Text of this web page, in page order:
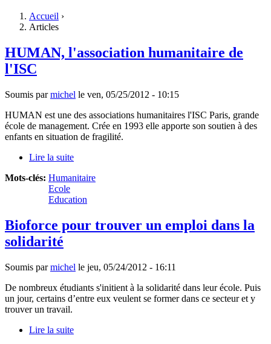
Vous êtes ici
Accueil ›
Articles
HUMAN, l'association humanitaire de
l'ISC
Soumis parmichel le ven, 05/25/2012 - 10:15
HUMAN est une des associations humanitaires l'ISC Paris, grande
école de management. Crée en 1993 elle apporte son soutien à des
enfants en situation de fragilité.
Lire la suite
Mots-clés: Humanitaire
Ecole
Education
Bioforce pour trouver un emploi dans la
solidarité
Soumis parmichel le jeu, 05/24/2012 - 16:11
De nombreux étudiants s'initient à la solidarité dans leur école. Puis
un jour, certains d’entre eux veulent se former dans ce secteur et y
trouver un travail.
Lire la suite